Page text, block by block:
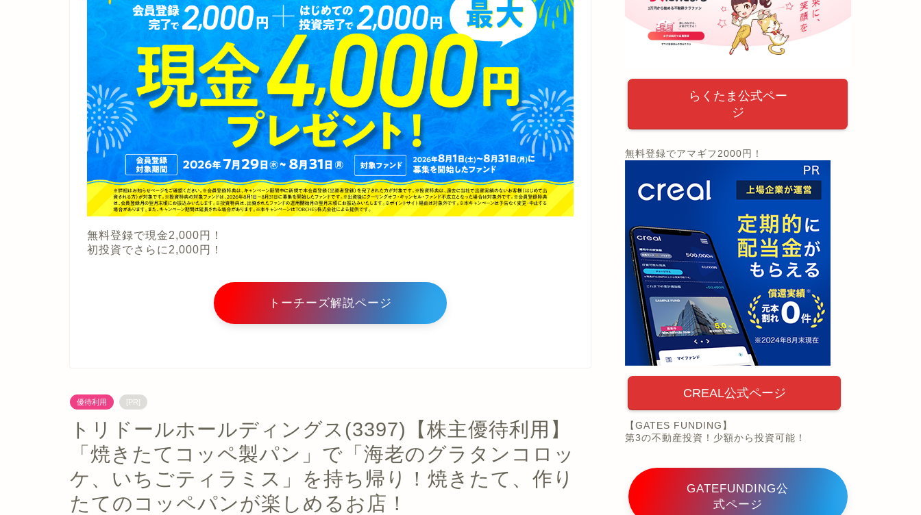
無料登録で現金2,000円！
初投資でさらに2,000円！
トーチーズ解説ページ
優待利用 [PR]
トリドールホールディングス(3397)【株主優待利用】
「焼きたてコッペ製パン」で「海老のグラタンコロッ
ケ、いちごティラミス」を持ち帰り！焼きたて、作り
たてのコッペパンが楽しめるお店！
らくたま公式ペー
ジ
無料登録でアマギフ2000円！
CREAL公式ページ
【GATES FUNDING】
第3の不動産投資！少額から投資可能！
GATEFUNDING公
式ページ